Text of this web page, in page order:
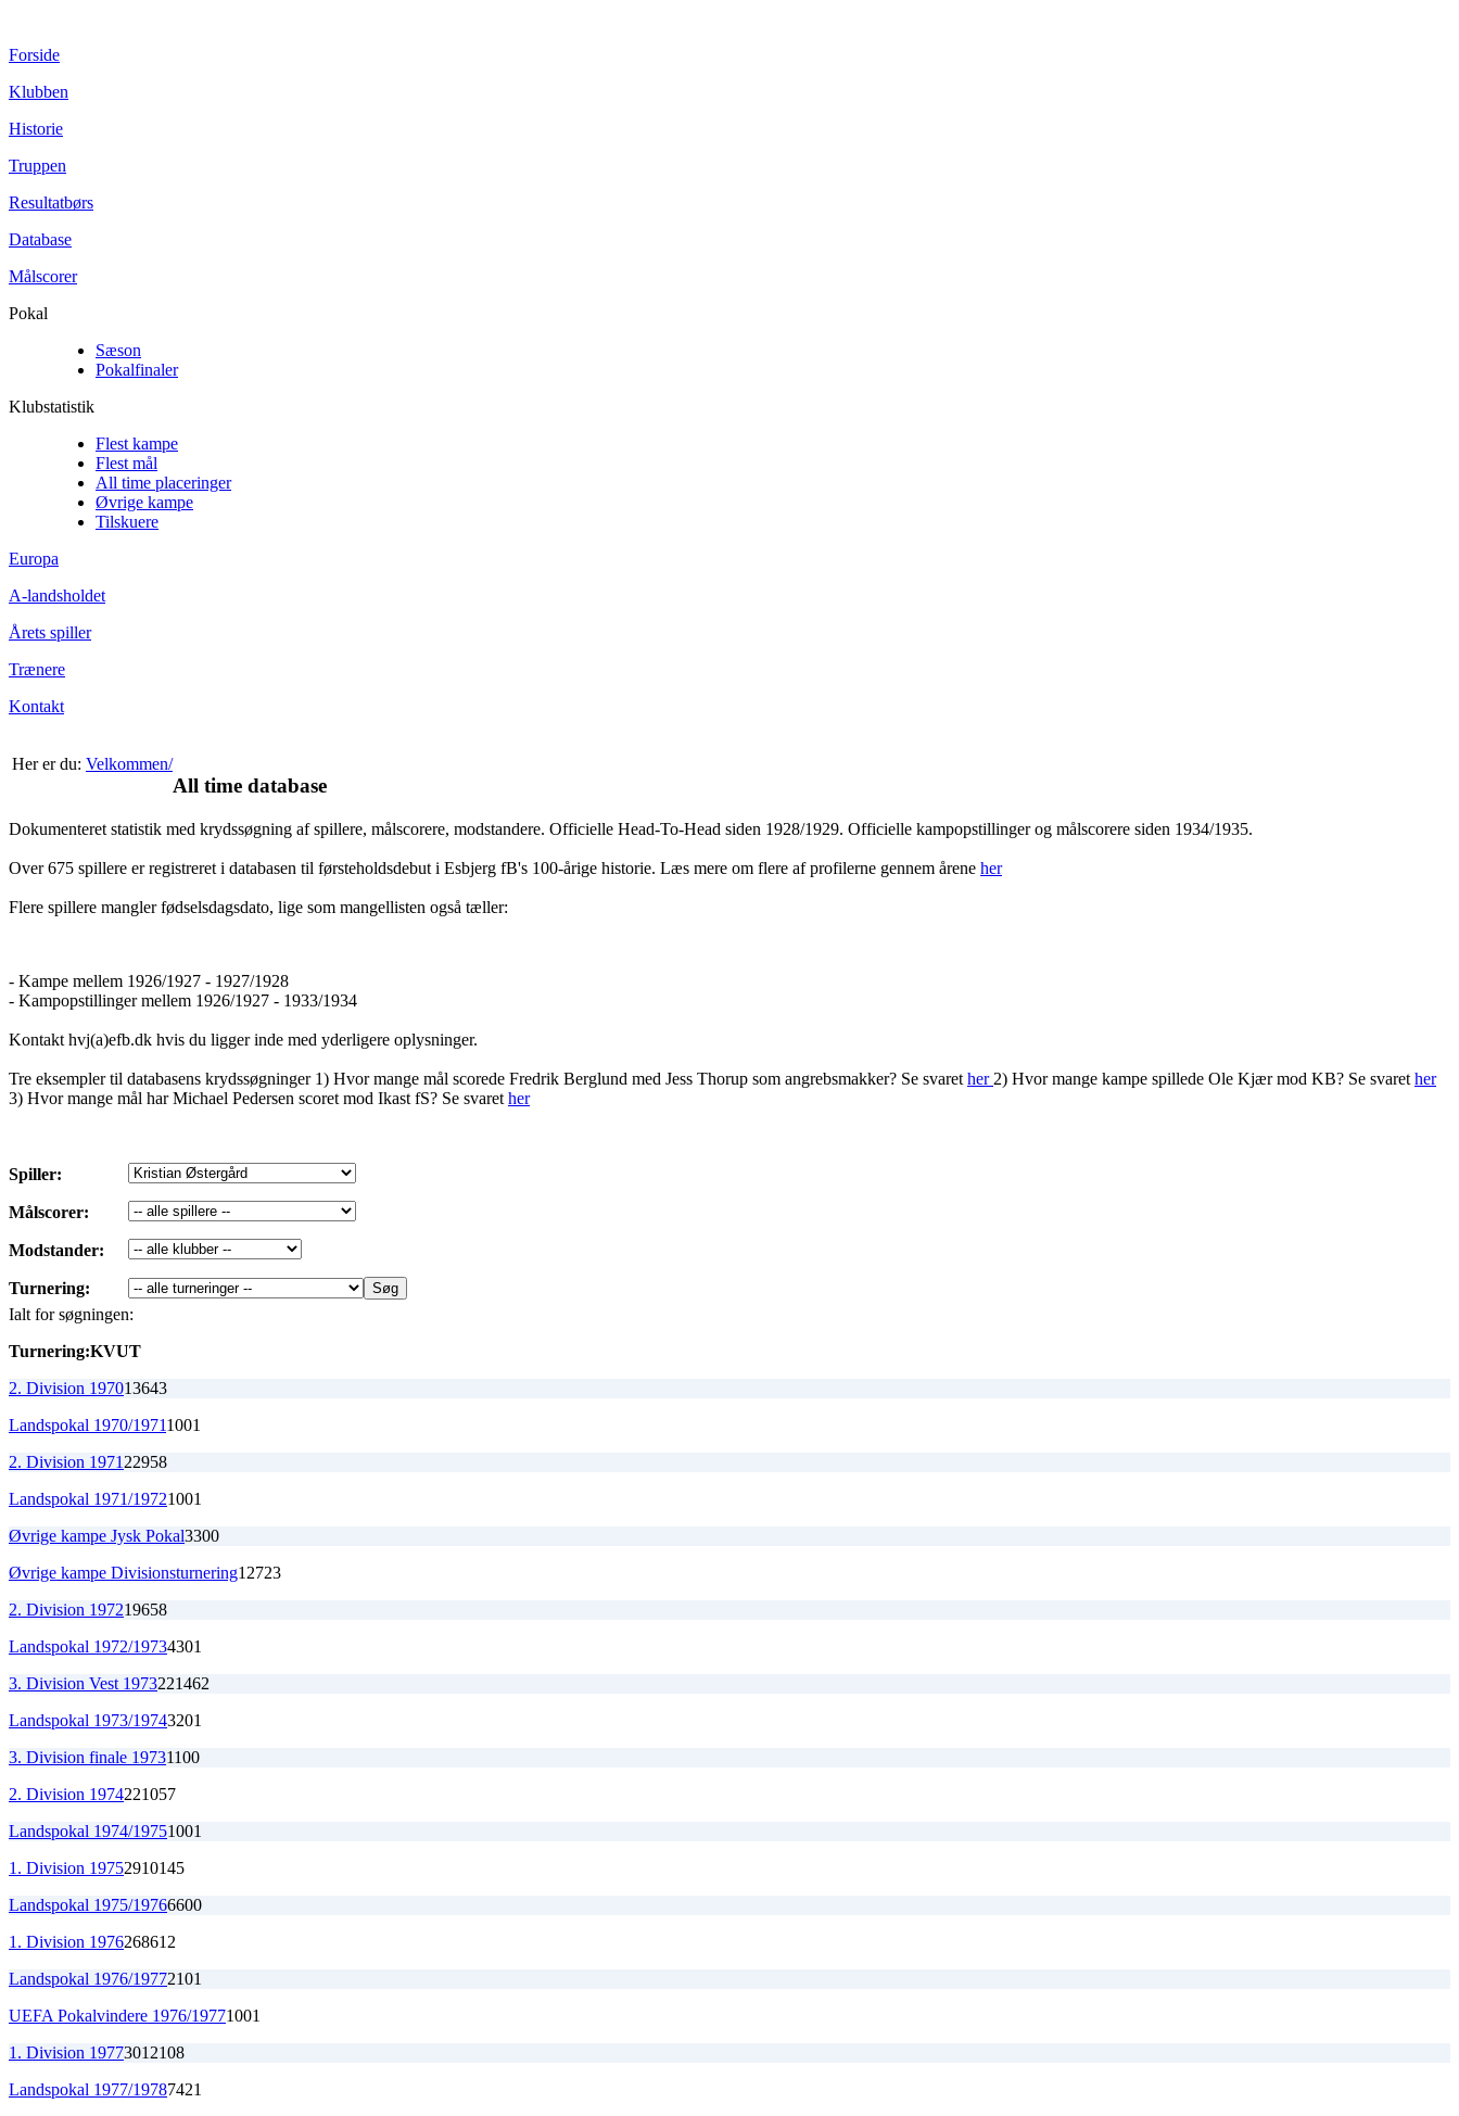
Forside
Klubben
Historie
Truppen
Resultatbørs
Database
Målscorer
Pokal
Sæson
Pokalfinaler
Klubstatistik
Flest kampe
Flest mål
All time placeringer
Øvrige kampe
Tilskuere
Europa
A-landsholdet
Årets spiller
Trænere
Kontakt
Her er du: Velkommen/
All time database
Dokumenteret statistik med krydssøgning af spillere, målscorere, modstandere. Officielle Head-To-Head siden 1928/1929. Officielle kampopstillinger og målscorere siden 1934/1935.
Over 675 spillere er registreret i databasen til førsteholdsdebut i Esbjerg fB's 100-årige historie. Læs mere om flere af profilerne gennem årene her
Flere spillere mangler fødselsdagsdato, lige som mangellisten også tæller:
- Kampe mellem 1926/1927 - 1927/1928
- Kampopstillinger mellem 1926/1927 - 1933/1934
Kontakt hvj(a)efb.dk hvis du ligger inde med yderligere oplysninger.
Tre eksempler til databasens krydssøgninger 1) Hvor mange mål scorede Fredrik Berglund med Jess Thorup som angrebsmakker? Se svaret her 2) Hvor mange kampe spillede Ole Kjær mod KB? Se svaret her
3) Hvor mange mål har Michael Pedersen scoret mod Ikast fS? Se svaret her
Spiller:
Målscorer:
Modstander:
Turnering:
Ialt for søgningen:
Turnering:KVUT
2. Division 197013643
Landspokal 1970/19711001
2. Division 1971 22958
Landspokal 1971/19721001
Øvrige kampe Jysk Pokal3300
Øvrige kampe Divisionsturnering12723
2. Division 197219658
Landspokal 1972/19734301
3. Division Vest 1973221462
Landspokal 1973/19743201
3. Division finale 19731100
2. Division 1974221057
Landspokal 1974/19751001
1. Division 19752910145
Landspokal 1975/19766600
1. Division 1976268612
Landspokal 1976/19772101
UEFA Pokalvindere 1976/19771001
1. Division 19773012108
Landspokal 1977/19787421